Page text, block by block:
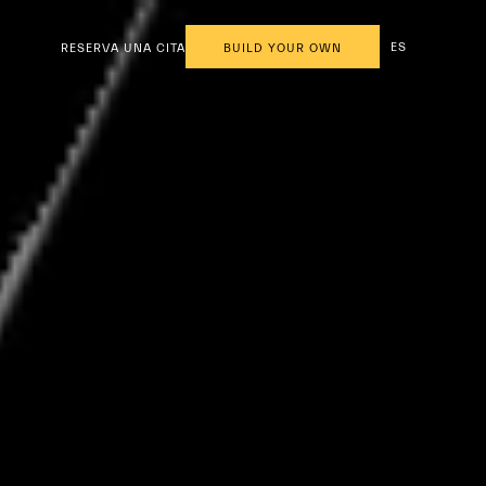
RESERVA UNA CITA BUILD YOUR OWN ES